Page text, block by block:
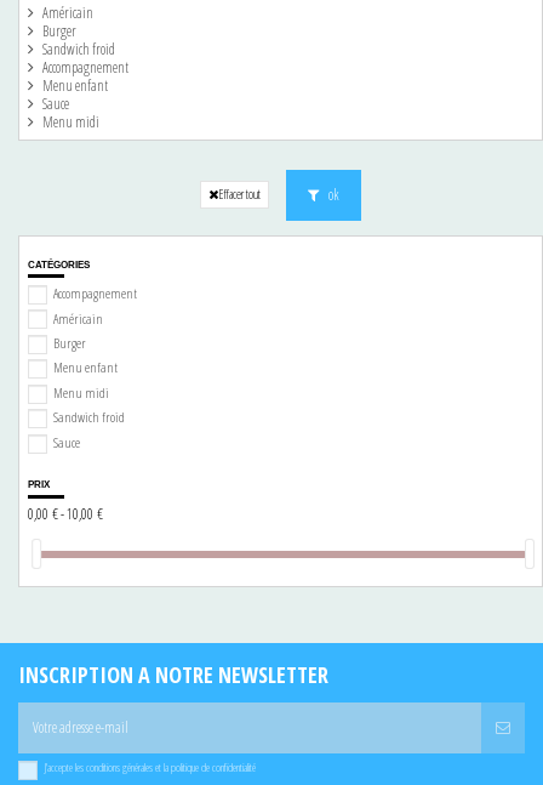
Américain
Burger
Sandwich froid
Accompagnement
Menu enfant
Sauce
Menu midi
Effacer tout ok
CATÉGORIES
Accompagnement
Américain
Burger
Menu enfant
Menu midi
Sandwich froid
Sauce
PRIX
0,00 € - 10,00 €
INSCRIPTION A NOTRE NEWSLETTER
J'accepte les conditions générales et la politique de confidentialité